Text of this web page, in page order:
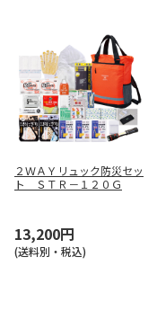
２ＷＡＹリュック防災セッ
ト ＳＴＲ－１２０Ｇ
13,200円
(送料別・税込)